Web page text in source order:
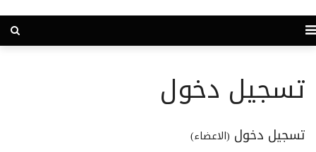
تسجيل دخول
تسجيل دخول (الاعضاء)